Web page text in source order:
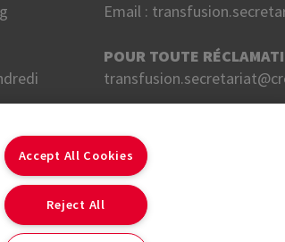
Email :
POUR TOUTE
Accept All Cookies
Reject All